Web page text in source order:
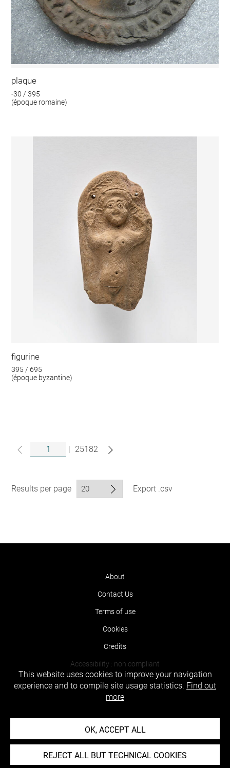
plaque
-30 / 395
(époque romaine)
figurine
395 / 695
(époque byzantine)
| 25182
Results per page Export .csv
About
Contact Us
Terms of use
Cookies
Credits
Accessibility : non compliant
This website uses cookies to improve your navigation
experience and to compile site usage statistics. Find out
more
OK, ACCEPT ALL
REJECT ALL BUT TECHNICAL COOKIES